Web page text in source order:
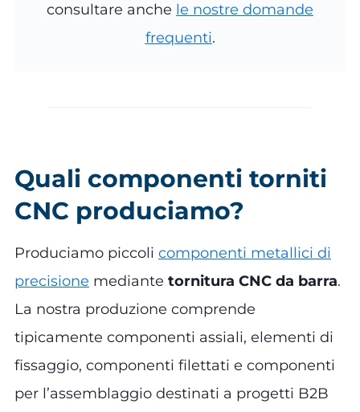
consultare anche le nostre domande
frequenti.
Quali componenti torniti
CNC produciamo?
Produciamo piccoli componenti metallici di
precisione mediante tornitura CNC da barra.
La nostra produzione comprende
tipicamente componenti assiali, elementi di
fissaggio, componenti filettati e componenti
per l’assemblaggio destinati a progetti B2B